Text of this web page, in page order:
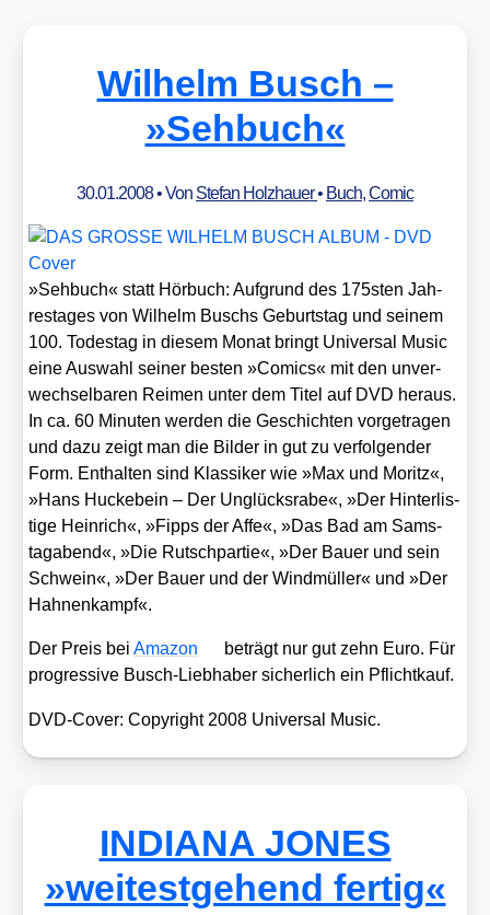
Wilhelm Busch –
»Sehbuch«
30.01.2008• Von Stefan Holzhauer• Buch,Comic
»Seh­buch« statt Hör­buch: Auf­grund des 175sten Jah­
res­ta­ges von Wil­helm Buschs Geburts­tag und sei­nem
100. Todes­tag in die­sem Monat bringt Uni­ver­sal Music
eine Aus­wahl sei­ner bes­ten »Comics« mit den unver­
wech­sel­ba­ren Rei­men unter dem Titel auf DVD her­aus.
In ca. 60 Minu­ten wer­den die Geschich­ten vor­ge­tra­gen
und dazu zeigt man die Bil­der in gut zu ver­fol­gen­der
Form. Ent­hal­ten sind Klas­si­ker wie »Max und Moritz«,
»Hans Hucke­bein – Der Unglücks­ra­be«, »Der Hin­ter­lis­
ti­ge Hein­rich«, »Fipps der Affe«, »Das Bad am Sams­
tag­abend«, »Die Rutsch­par­tie«, »Der Bau­er und sein
Schwein«, »Der Bau­er und der Wind­mül­ler« und »Der
Hah­nen­kampf«.
Der Preis beiAma­zon
beträgt nur gut zehn Euro. Für
pro­gres­si­ve Busch-Lieb­ha­ber sicher­lich ein Pflicht­kauf.
DVD-Cover: Copy­right 2008 Uni­ver­sal Music.
INDIANA JONES
»weitestgehend fertig«